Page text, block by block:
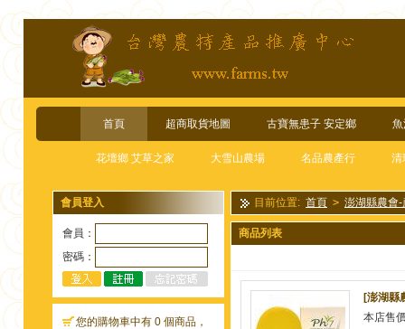
首頁 超商取貨地圖 古寶無患子 安定鄉
花壇鄉 艾草之家 大雪山農場 名品農產行 清
會員登入
會員：
密碼：
您的購物車中有 0 個商品，
目前位置: 首頁 > 澎湖縣農會-
商品列表
[澎湖縣
本店售